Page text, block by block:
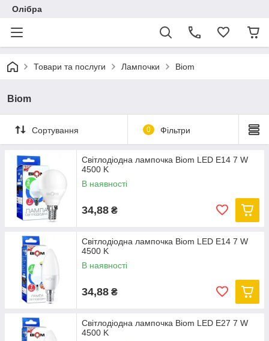
Олібра
Товари та послуги Лампочки Biom
Biom
Сортування 0 Фільтри
Світлодіодна лампочка Biom LED E14 7 W
4500 K
В наявності
34,88 ₴
Світлодіодна лампочка Biom LED E14 7 W
4500 K
В наявності
34,88 ₴
Світлодіодна лампочка Biom LED E27 7 W
4500 K